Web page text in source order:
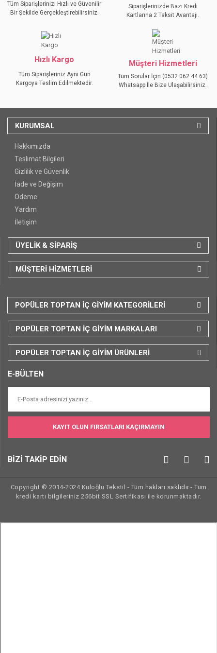
Tüm Siparişlerinizi Hızlı ve Güvenilir
Bir Şekilde Gerçekleştirebilirsiniz.
Siparişlerinizde Bazı Kredi
Kartlarına 2 Taksit Avantajı.
Hızlı Kargo
Tüm Siparişleriniz Aynı Gün
Kargoya Teslim Edilmektedir.
Müşteri Hizmetleri
Tüm Sorular İçin (0532 062 44 63)
Whatsapp İle Bize Ulaşabilirsiniz.
KURUMSAL
Hakkımızda
Teslimat Bilgileri
Gizlilik ve Güvenlik
İade ve Değişim
Ödeme
Yardım
İletişim
ÜYELİK & SİPARİŞ
MÜŞTERİ HİZMETLERİ
POPÜLER TOPTAN İÇ GİYİM KATEGORİLERİ
POPÜLER TOPTAN İÇ GİYİM MARKALARI
POPÜLER TOPTAN İÇ GİYİM ÜRÜNLERİ
E-BÜLTEN
KAYIT OLUN FIRSATLARI KAÇIRMAYIN
BİZİ TAKİP EDİN
Copyright © 2014-2024 Kuloğlu Tekstil - Tüm hakları saklıdır.- Tüm
kredi kartı bilgileriniz 256bit SSL Sertifikası ile korunmaktadır.